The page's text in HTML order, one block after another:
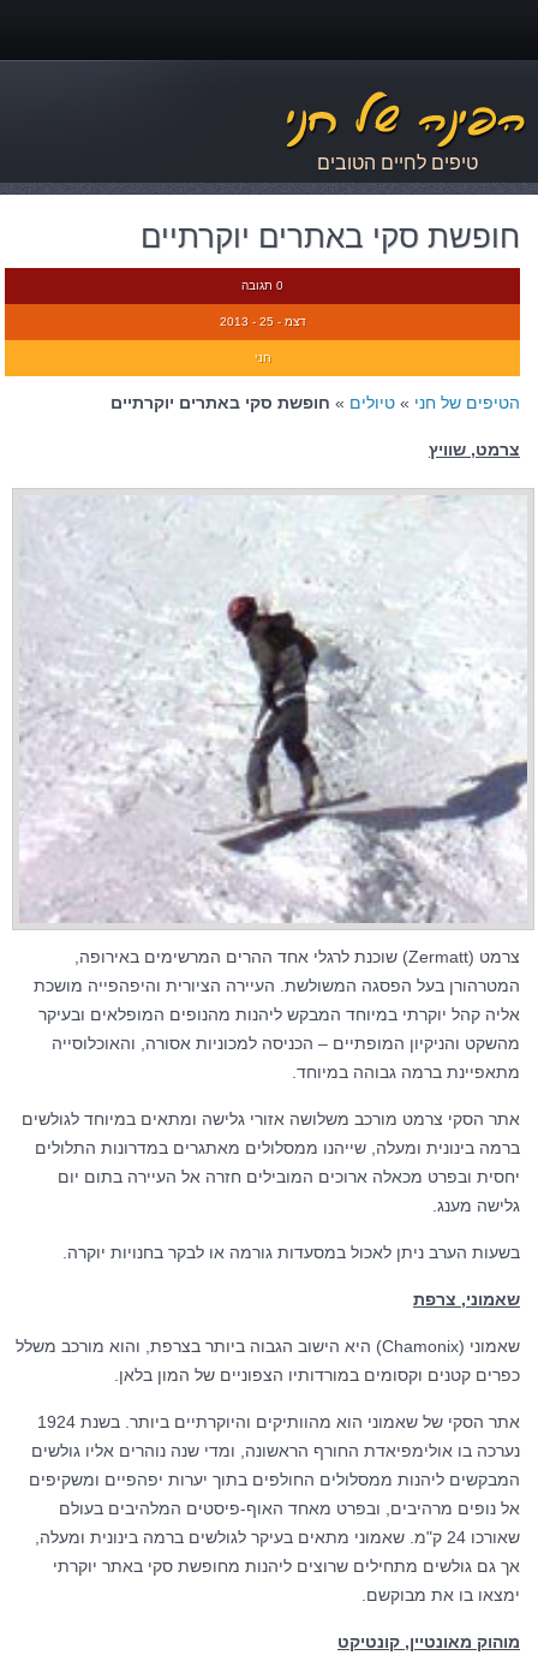
טיפים לחיים הטובים
חופשת סקי באתרים יוקרתיים
0 תגובה
דצמ - 25 - 2013
חני
הטיפים של חני » טיולים » חופשת סקי באתרים יוקרתיים
צרמט, שוויץ
צרמט (Zermatt) שוכנת לרגלי אחד ההרים המרשימים באירופה,
המטרהורן בעל הפסגה המשולשת. העיירה הציורית והיפהפייה מושכת
אליה קהל יוקרתי במיוחד המבקש ליהנות מהנופים המופלאים ובעיקר
מהשקט והניקיון המופתיים – הכניסה למכוניות אסורה, והאוכלוסייה
מתאפיינת ברמה גבוהה במיוחד.
אתר הסקי צרמט מורכב משלושה אזורי גלישה ומתאים במיוחד לגולשים
ברמה בינונית ומעלה, שייהנו ממסלולים מאתגרים במדרונות התלולים
יחסית ובפרט מכאלה ארוכים המובילים חזרה אל העיירה בתום יום
גלישה מענג.
בשעות הערב ניתן לאכול במסעדות גורמה או לבקר בחנויות יוקרה.
שאמוני, צרפת
שאמוני (Chamonix) היא הישוב הגבוה ביותר בצרפת, והוא מורכב משלל
כפרים קטנים וקסומים במורדותיו הצפוניים של המון בלאן.
אתר הסקי של שאמוני הוא מהוותיקים והיוקרתיים ביותר. בשנת 1924
נערכה בו אולימפיאדת החורף הראשונה, ומדי שנה נוהרים אליו גולשים
המבקשים ליהנות ממסלולים החולפים בתוך יערות יפהפיים ומשקיפים
אל נופים מרהיבים, ובפרט מאחד האוף-פיסטים המלהיבים בעולם
שאורכו 24 ק"מ. שאמוני מתאים בעיקר לגולשים ברמה בינונית ומעלה,
אך גם גולשים מתחילים שרוצים ליהנות מחופשת סקי באתר יוקרתי
ימצאו בו את מבוקשם.
מוהוק מאונטיין, קונטיקט